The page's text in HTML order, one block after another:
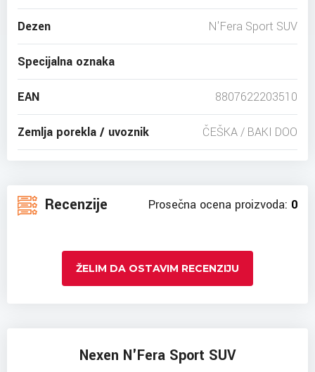
Dezen N'Fera Sport SUV
Specijalna oznaka
EAN 8807622203510
Zemlja porekla / uvoznik ČEŠKA / BAKI DOO
Recenzije Prosečna ocena proizvoda: 0
ŽELIM DA OSTAVIM RECENZIJU
Nexen N'Fera Sport SUV